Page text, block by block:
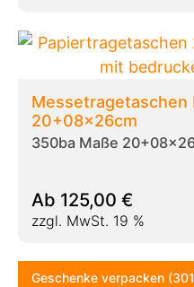
Messetragetaschen
20+08x26cm
350ba Maße
Ab 125,00 €
zzgl. MwSt. 19 %
Geschenke verpacken